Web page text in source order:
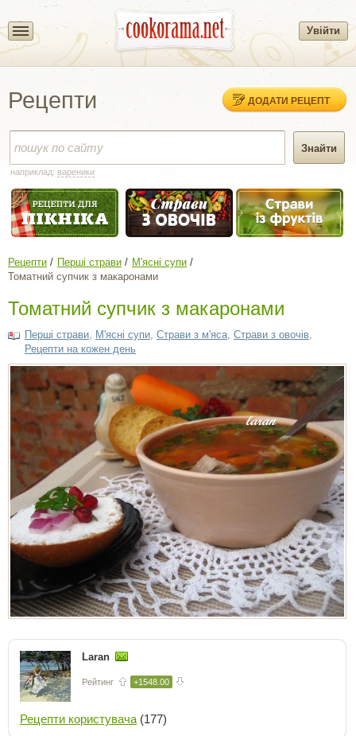
Увійти
Рецепти ДОДАТИ РЕЦЕПТ
наприклад: вареники
Рецепти Перші страви
М'ясні супи
Томатний супчик з макаронами
Томатний супчик з макаронами
Перші страви М'ясні супи Страви з м'яса Страви з овочів
Рецепти на кожен день
Laran
Рейтинг +1548.00
Рецепти користувача (177)